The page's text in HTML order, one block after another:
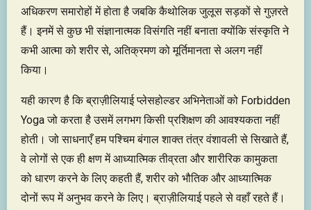
अधिकरण समारोहों में होता है जबकि कैथोलिक जुलूस सड़कों से गुज़रते
हैं। इनमें से कुछ भी संज्ञानात्मक विसंगति नहीं बनाता क्योंकि संस्कृति ने
कभी आत्मा को शरीर से, अतिक्रमण को मूर्तिमानता से अलग नहीं
किया।
यही कारण है कि ब्राज़ीलियाई प्लेसहोल्डर अभिनेताओं को Forbidden
Yoga जो करता है उसमें लगभग किसी प्रशिक्षण की आवश्यकता नहीं
होती। जो साधनाएँ हम पश्चिम बंगाल शाक्त तंत्र वंशावली से सिखाते हैं,
वे लोगों से एक ही क्षण में आध्यात्मिक तीव्रता और शारीरिक कामुकता
को धारण करने के लिए कहती हैं, शरीर को भौतिक और आध्यात्मिक
दोनों रूप में अनुभव करने के लिए। ब्राज़ीलियाई पहले से वहाँ रहते हैं।